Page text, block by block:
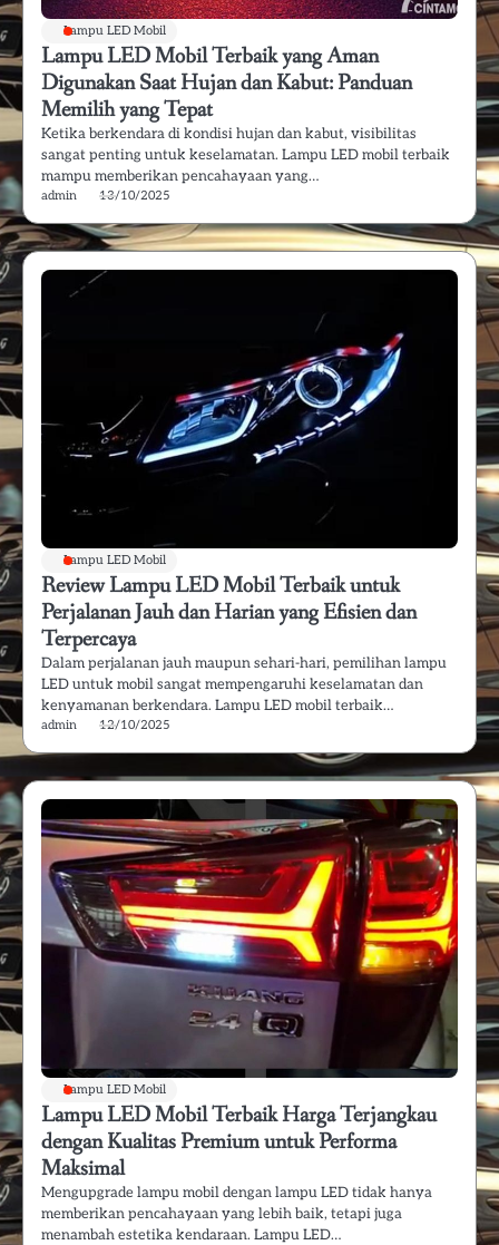
Lampu LED Mobil
Lampu LED Mobil Terbaik yang Aman
Digunakan Saat Hujan dan Kabut: Panduan
Memilih yang Tepat
Ketika berkendara di kondisi hujan dan kabut, visibilitas
sangat penting untuk keselamatan. Lampu LED mobil terbaik
mampu memberikan pencahayaan yang…
admin 13/10/2025
Lampu LED Mobil
Review Lampu LED Mobil Terbaik untuk
Perjalanan Jauh dan Harian yang Efisien dan
Terpercaya
Dalam perjalanan jauh maupun sehari-hari, pemilihan lampu
LED untuk mobil sangat mempengaruhi keselamatan dan
kenyamanan berkendara. Lampu LED mobil terbaik…
admin 12/10/2025
Lampu LED Mobil
Lampu LED Mobil Terbaik Harga Terjangkau
dengan Kualitas Premium untuk Performa
Maksimal
Mengupgrade lampu mobil dengan lampu LED tidak hanya
memberikan pencahayaan yang lebih baik, tetapi juga
menambah estetika kendaraan. Lampu LED…